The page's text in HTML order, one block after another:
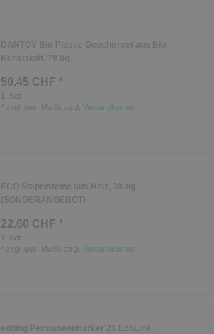
DANTOY Bio-Plastic Geschirrset aus Bio-
Kunststoff, 79 tlg.
50.45 CHF *
1
Set
zzgl. ges. MwSt. zzgl. Versandkosten
ECO Stapelsteine aus Holz, 30-tlg.
(SONDERANGEBOT)
22.60 CHF *
1
Set
zzgl. ges. MwSt. zzgl. Versandkosten
edding Permanentmarker 21 EcoLine,